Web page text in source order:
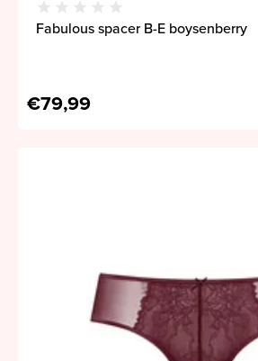
Fabulous spacer B-E boysenberry
€79,99